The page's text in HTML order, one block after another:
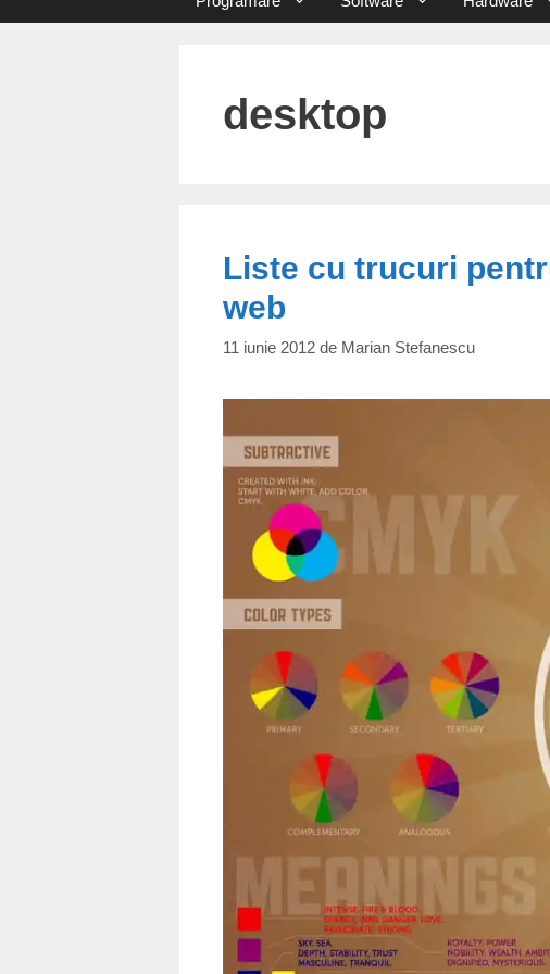
desktop
Liste cu trucuri
web
11 iunie 2012 de Marian Stefanescu